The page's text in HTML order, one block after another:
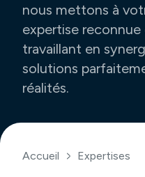
nous mettons à
expertise
travaillant en
solutions
réalités.
Accueil Expertises